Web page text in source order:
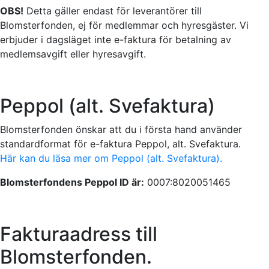
OBS! Detta gäller endast för leverantörer till
Blomsterfonden, ej för medlemmar och hyresgäster. Vi
erbjuder i dagsläget inte e-faktura för betalning av
medlemsavgift eller hyresavgift.
Peppol (alt. Svefaktura)
Blomsterfonden önskar att du i första hand använder
standardformat för e-faktura Peppol, alt. Svefaktura.
Här kan du läsa mer om Peppol (alt. Svefaktura).
Blomsterfondens Peppol ID är: 0007:8020051465
Fakturaadress till
Blomsterfonden.